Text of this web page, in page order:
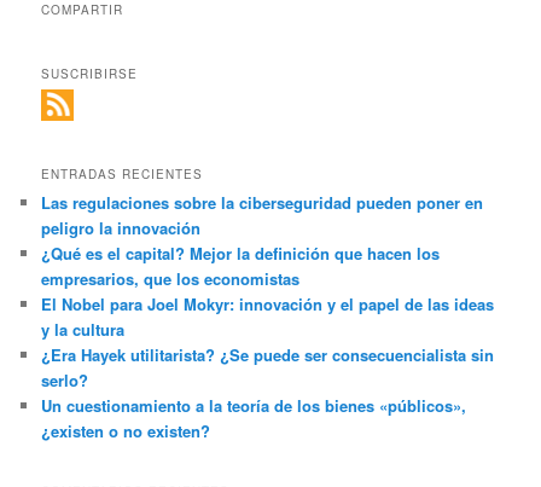
COMPARTIR
SUSCRIBIRSE
ENTRADAS RECIENTES
Las regulaciones sobre la ciberseguridad pueden poner en
peligro la innovación
¿Qué es el capital? Mejor la definición que hacen los
empresarios, que los economistas
El Nobel para Joel Mokyr: innovación y el papel de las ideas
y la cultura
¿Era Hayek utilitarista? ¿Se puede ser consecuencialista sin
serlo?
Un cuestionamiento a la teoría de los bienes «públicos»,
¿existen o no existen?